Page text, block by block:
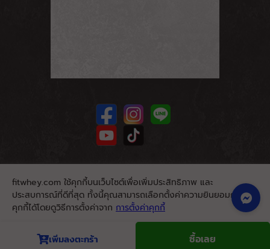
เพิ่มลงตะกร้า ซื้อเลย
© 2026. Fitwhey.com. All Rights Reserved.
fitwhey.com ใช้คุกกี้บนเว็บไซต์เพื่อเพิ่มประสิทธิภาพ และ
ประสบการณ์ที่ดีที่สุด ทั้งนี้คุณสามารถเลือกตั้งค่าความยินยอมการใช้
คุกกี้ได้โดยดูวิธีการตั้งค่าจาก การตั้งค่าคุกกี้
นโยบายคุกกี้